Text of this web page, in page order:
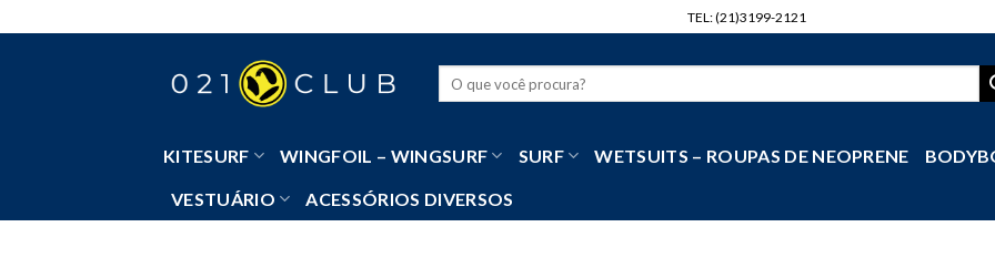
to
TEL: (21)3199-2121
KITESURF WINGFOIL – WINGSURF SURF WETSUITS – ROUPAS DE NEOPRENE
VESTUÁRIO ACESSÓRIOS DIVERSOS